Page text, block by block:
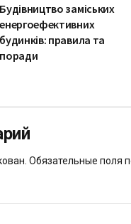
Будівництво заміських
енергоефективних
будинків: правила та
поради
Обязательные поля